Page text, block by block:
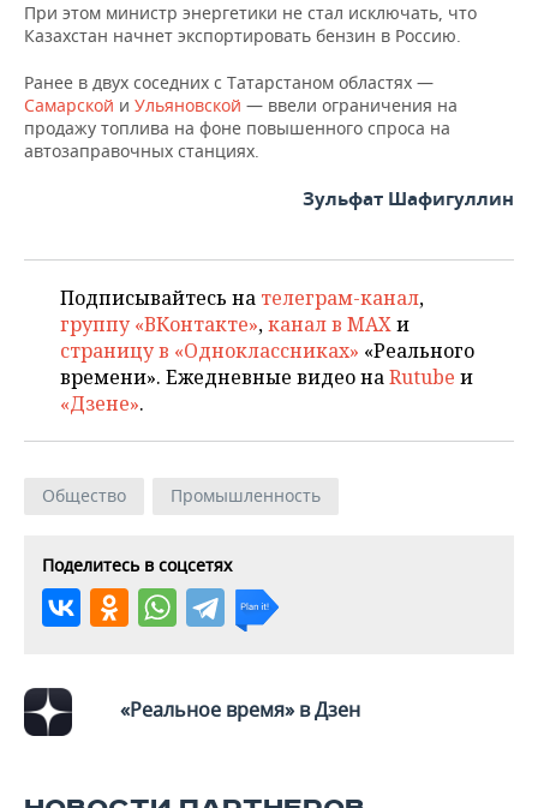
УСЛУГИ
МЕДИА
ТЕЛЕКОММУНИКАЦИИ
ВЫЕЗДНАЯ РЕДАКЦИЯ
БИЗНЕС-БРАНЧИ
ONLINE-КОНФЕРЕНЦИИ
НОВОСТИ СПОРТА
ФУТБОЛ
ХОККЕЙ
ВОЛЕЙБОЛ
КИБЕРСПОРТ
ФИГУРНОЕ КАТАНИЕ
ВОДНЫЕ ВИДЫ СПОРТА
ОБЩЕСТВО
НОВОСТИ ОБЩЕСТВА
ВЛАСТЬ
ИСТОРИЯ
КУЛЬТУРА
МЕДИЦИНА
ОБРАЗОВАНИЕ
ФОТОГАЛЕРЕЯ
СЮЖЕТЫ
СПИСОК ПЕРСОН
СПИСОК КОМПАНИЙ
ПОЛНАЯ ВЕРСИЯ
При этом министр энергетики не стал исключать, что
Казахстан начнет экспортировать бензин в Россию.
Ранее в двух соседних с Татарстаном областях —
Самарской и Ульяновской — ввели ограничения на
продажу топлива на фоне повышенного спроса на
автозаправочных станциях.
Зульфат Шафигуллин
Подписывайтесь на телеграм-канал,
группу «ВКонтакте»,канал в MAXи
страницу в «Одноклассниках» «Реального
времени». Ежедневные видео наRutube и
«Дзене».
Общество Промышленность
Поделитесь в соцсетях
«Реальное время» в Дзен